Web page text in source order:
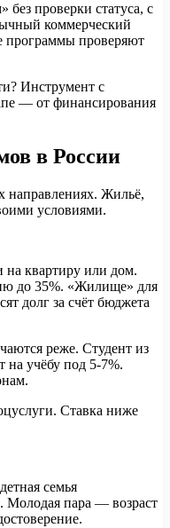
проверки статуса, с
коммерческий
программы проверяют
Инструмент с
— от финансирования
в России
направлениях. Жильё,
условиями.
квартиру или дом.
до 35%. «Жилище» для
долг за счёт бюджета
реже. Студент из
на учёбу под 5-7%.
Ставка ниже
семья
Молодая пара — возраст